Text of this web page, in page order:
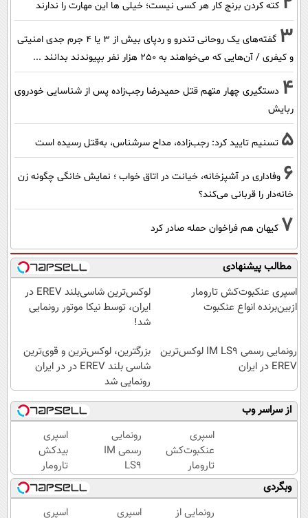
کته کردن برنج کار هر کسی نیست؛ خیلی ها این مهارت را ندارند
3
گفته‌های یک روحانی تندرو و ردپای بیش از ۳ یا ۴ جرم جدی امنیتی
و کیفری / آن‌هایی که می‌خواهند به ۲۵۰ هزار نفر بپیوندند بدانند ...
4 دستگیری چهار متهم قتل حمیدرضا رجب‌زاده پس از شناسایی خودروی
ربایش
5 تسنیم تایید کرد: رجب‌زاده، مداح سرشناس، به‌قتل رسیده است
6 وفاداری در آشپزخانه، خیانت در اتاق خواب ؛ نمایش خانگی چگونه زن
خانه‌دار را قربانی می‌کند؟
7 کیهان هم فراخوان حمله صادر کرد
مطالب پیشنهادی
اسپری عنکبوت‌‌کش تارومار
ازبین‌برنده انواع عنکبوت
لوکس‌ترین شاسی‌بلند EREV در
ایران، توسط نیکا موتور رونمایی
شد!
رونمایی رسمی IM LS9 لوکس‌ترین
EREV در ایران
بزرگترین، لوکس‌ترین و قوی‌ترین
شاسی بلند EREV در در ایران
رونمایی شد
از سراسر وب
اسپری
عنکبوت‌‌کش
تارومار
ازبین‌برنده
انواع
عنکبوت
رونمایی
رسمی IM
LS9
لوکس‌ترین
EREV در
ایران
اسپری
بیدکش
تارومار
با
اثرفوری
،
وبگردی
رونمایی از
اسپری اسپری